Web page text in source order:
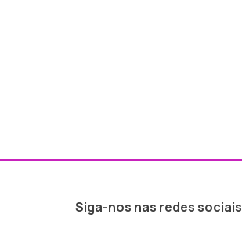
Siga-nos nas redes sociais